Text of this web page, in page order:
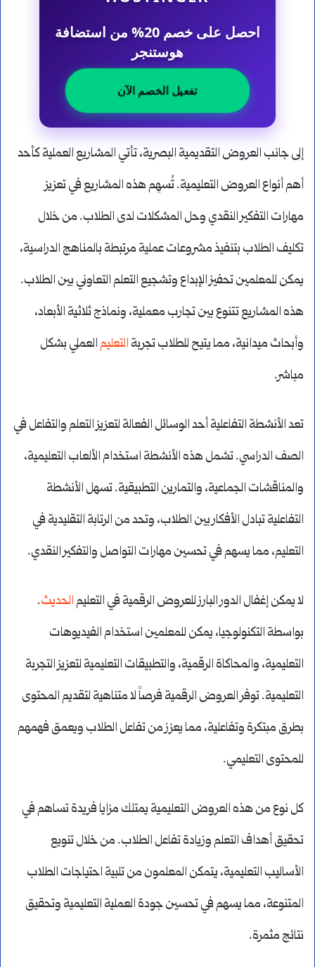
احصل على خصم 20% من استضافة
هوستنجر
تفعيل الخصم الآن
إلى جانب العروض التقديمية البصرية، تأتي المشاريع العملية كأحد
أهم أنواع العروض التعليمية. تُسهِم هذه المشاريع في تعزيز
مهارات التفكير النقدي وحل المشكلات لدى الطلاب. من خلال
تكليف الطلاب بتنفيذ مشروعات عملية مرتبطة بالمناهج الدراسية،
يمكن للمعلمين تحفيز الإبداع وتشجيع التعلم التعاوني بين الطلاب.
هذه المشاريع تتنوع بين تجارب معملية، ونماذج ثلاثية الأبعاد،
وأبحاث ميدانية، مما يتيح للطلاب تجربة التعليمالعملي بشكل
مباشر.
تعد الأنشطة التفاعلية أحد الوسائل الفعالة لتعزيز التعلم والتفاعل في
الصف الدراسي. تشمل هذه الأنشطة استخدام الألعاب التعليمية،
والمناقشات الجماعية، والتمارين التطبيقية. تسهل الأنشطة
التفاعلية تبادل الأفكار بين الطلاب، وتحد من الرتابة التقليدية في
التعليم، مما يسهم في تحسين مهارات التواصل والتفكير النقدي.
لا يمكن إغفال الدور البارز للعروض الرقمية في التعليمالحديث.
بواسطة التكنولوجيا، يمكن للمعلمين استخدام الفيديوهات
التعليمية، والمحاكاة الرقمية، والتطبيقات التعليمية لتعزيز التجربة
التعليمية. توفر العروض الرقمية فرصاً لا متناهية لتقديم المحتوى
بطرق مبتكرة وتفاعلية، مما يعزز من تفاعل الطلاب ويعمق فهمهم
للمحتوى التعليمي.
كل نوع من هذه العروض التعليمية يمتلك مزايا فريدة تساهم في
تحقيق أهداف التعلم وزيادة تفاعل الطلاب. من خلال تنويع
الأساليب التعليمية، يتمكن المعلمون من تلبية احتياجات الطلاب
المتنوعة، مما يسهم في تحسين جودة العملية التعليمية وتحقيق
نتائج مثمرة.